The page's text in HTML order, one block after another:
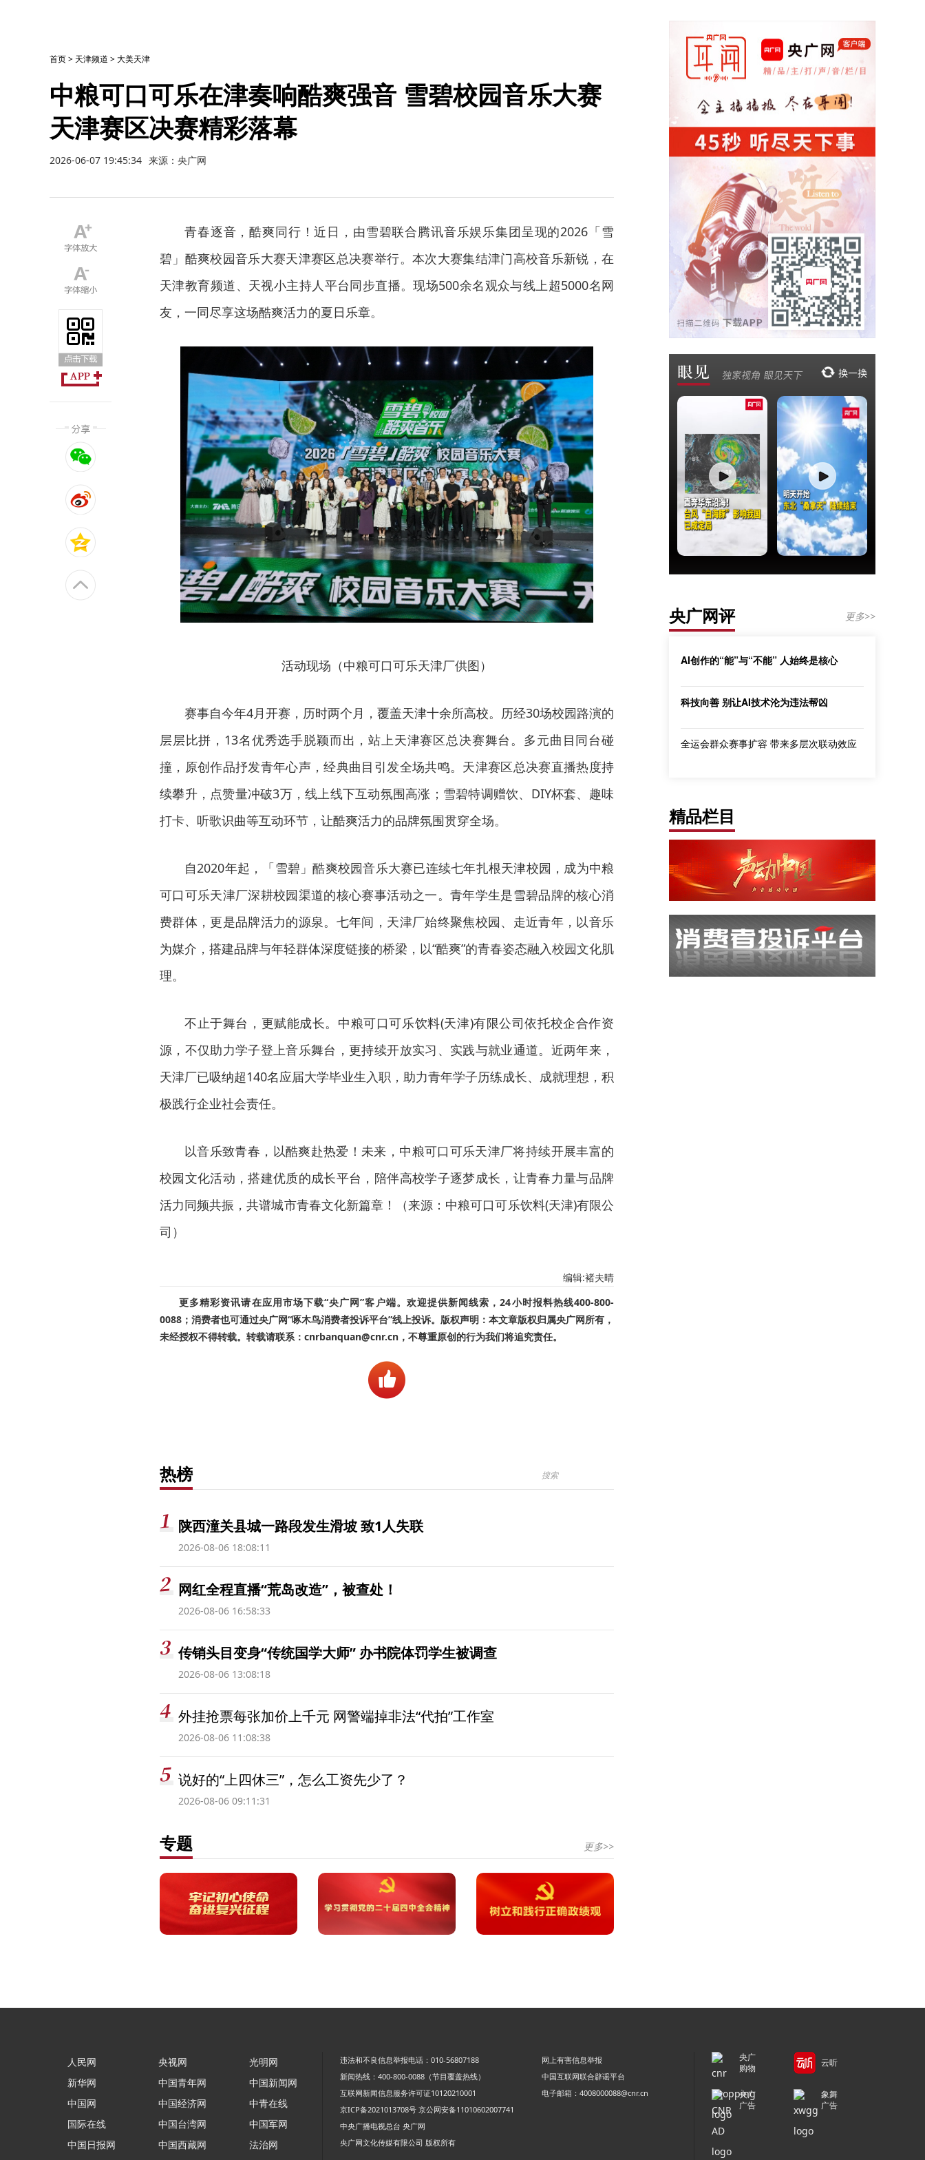
首页> 天津频道 >大美天津
中粮可口可乐在津奏响酷爽强音 雪碧校园音乐大赛
天津赛区决赛精彩落幕
2026-06-07 19:45:34 来源：央广网
青春逐音，酷爽同行！近日，由雪碧联合腾讯音乐娱乐集团呈现的2026「雪
碧」酷爽校园音乐大赛天津赛区总决赛举行。本次大赛集结津门高校音乐新锐，在
天津教育频道、天视小主持人平台同步直播。现场500余名观众与线上超5000名网
友，一同尽享这场酷爽活力的夏日乐章。
活动现场（中粮可口可乐天津厂供图）
赛事自今年4月开赛，历时两个月，覆盖天津十余所高校。历经30场校园路演的
层层比拼，13名优秀选手脱颖而出，站上天津赛区总决赛舞台。多元曲目同台碰
撞，原创作品抒发青年心声，经典曲目引发全场共鸣。天津赛区总决赛直播热度持
续攀升，点赞量冲破3万，线上线下互动氛围高涨；雪碧特调赠饮、DIY杯套、趣味
打卡、听歌识曲等互动环节，让酷爽活力的品牌氛围贯穿全场。
自2020年起，「雪碧」酷爽校园音乐大赛已连续七年扎根天津校园，成为中粮
可口可乐天津厂深耕校园渠道的核心赛事活动之一。青年学生是雪碧品牌的核心消
费群体，更是品牌活力的源泉。七年间，天津厂始终聚焦校园、走近青年，以音乐
为媒介，搭建品牌与年轻群体深度链接的桥梁，以“酷爽”的青春姿态融入校园文化肌
理。
不止于舞台，更赋能成长。中粮可口可乐饮料(天津)有限公司依托校企合作资
源，不仅助力学子登上音乐舞台，更持续开放实习、实践与就业通道。近两年来，
天津厂已吸纳超140名应届大学毕业生入职，助力青年学子历练成长、成就理想，积
极践行企业社会责任。
以音乐致青春，以酷爽赴热爱！未来，中粮可口可乐天津厂将持续开展丰富的
校园文化活动，搭建优质的成长平台，陪伴高校学子逐梦成长，让青春力量与品牌
活力同频共振，共谱城市青春文化新篇章！（来源：中粮可口可乐饮料(天津)有限公
司）
编辑:褚夫晴
更多精彩资讯请在应用市场下载“央广网”客户端。欢迎提供新闻线索，24小时报料热线400-800-
0088；消费者也可通过央广网“啄木鸟消费者投诉平台”线上投诉。版权声明：本文章版权归属央广网所有，
未经授权不得转载。转载请联系：cnrbanquan@cnr.cn，不尊重原创的行为我们将追究责任。
热榜
陕西潼关县城一路段发生滑坡 致1人失联
2026-08-06 18:08:11
网红全程直播“荒岛改造”，被查处！
2026-08-06 16:58:33
传销头目变身“传统国学大师” 办书院体罚学生被调查
2026-08-06 13:08:18
外挂抢票每张加价上千元 网警端掉非法“代拍”工作室
2026-08-06 11:08:38
说好的“上四休三”，怎么工资先少了？
2026-08-06 09:11:31
专题 更多>>
央广网评 更多>>
AI创作的“能”与“不能” 人始终是核心
科技向善 别让AI技术沦为违法帮凶
全运会群众赛事扩容 带来多层次联动效应
精品栏目
人民网
新华网
中国网
国际在线
中国日报网
央视网
中国青年网
中国经济网
中国台湾网
中国西藏网
光明网
中国新闻网
中青在线
中国军网
法治网
违法和不良信息举报电话：010-56807188
网上有害信息举报
新闻热线：400-800-0088（节目覆盖热线）
中国互联网联合辟谣平台
互联网新闻信息服务许可证10120210001
电子邮箱：4008000088@cnr.cn
京ICP备2021013708号 京公网安备11010602007741
中央广播电视总台 央广网
央广网文化传媒有限公司 版权所有
央广
购物
云听
央广
广告
象舞
广告